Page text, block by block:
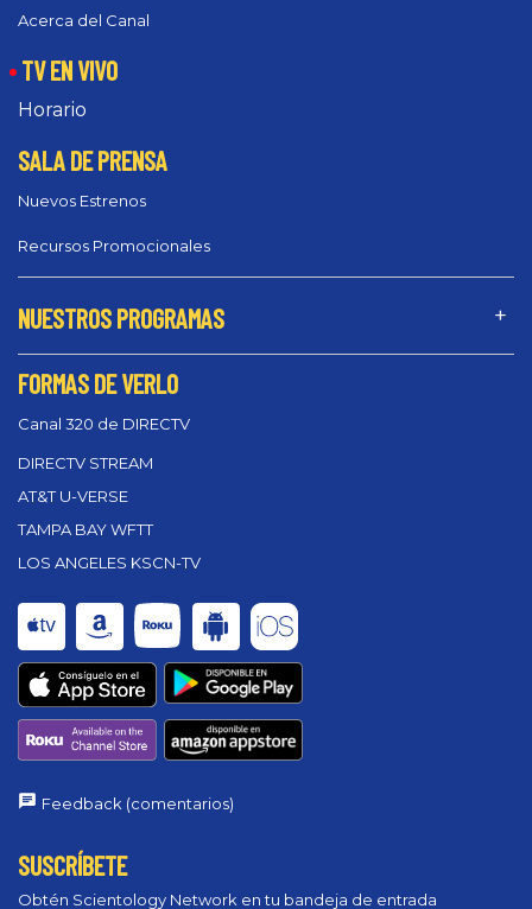
Acerca del Canal
TV EN VIVO
Horario
SALA DE PRENSA
Nuevos Estrenos
Recursos Promocionales
NUESTROS PROGRAMAS
FORMAS DE VERLO
Canal 320 de DIRECTV
DIRECTV STREAM
AT&T U-VERSE
TAMPA BAY WFTT
LOS ANGELES KSCN-TV
Feedback (comentarios)
SUSCRÍBETE
Obtén Scientology Network en tu bandeja de entrada